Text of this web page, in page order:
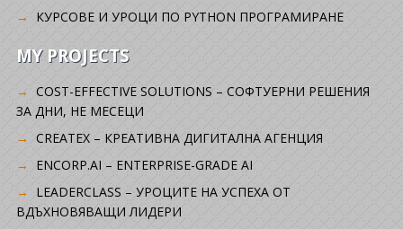
КУРСОВЕ И УРОЦИ ПО PYTHON ПРОГРАМИРАНЕ
MY PROJECTS
COST-EFFECTIVE SOLUTIONS – СОФТУЕРНИ РЕШЕНИЯ
ЗА ДНИ, НЕ МЕСЕЦИ
CREATEX – КРЕАТИВНА ДИГИТАЛНА АГЕНЦИЯ
ENCORP.AI – ENTERPRISE-GRADE AI
LEADERCLASS – УРОЦИТЕ НА УСПЕХА ОТ
ВДЪХНОВЯВАЩИ ЛИДЕРИ